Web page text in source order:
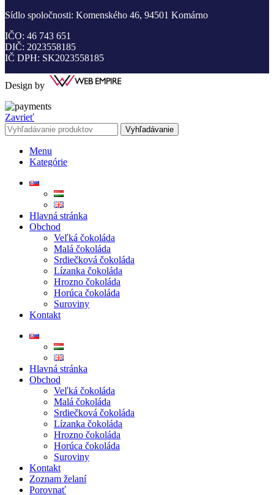
Sídlo spoločnosti: Komenského 46, 94501 Komárno
IČO: 46 743 651
DIČ: 2023558185
IČ DPH: SK2023558185
Design by
Zavrieť
Vyhľadávanie
Menu
Kategórie
Hlavná stránka
Obchod
Veľká čokoláda
Malá čokoláda
Srdiečková čokoláda
Lízanka čokoláda
Hrozno čokoláda
Horúca čokoláda
Suroviny
Kontakt
Hlavná stránka
Obchod
Veľká čokoláda
Malá čokoláda
Srdiečková čokoláda
Lízanka čokoláda
Hrozno čokoláda
Horúca čokoláda
Suroviny
Kontakt
Zoznam želaní
Porovnať